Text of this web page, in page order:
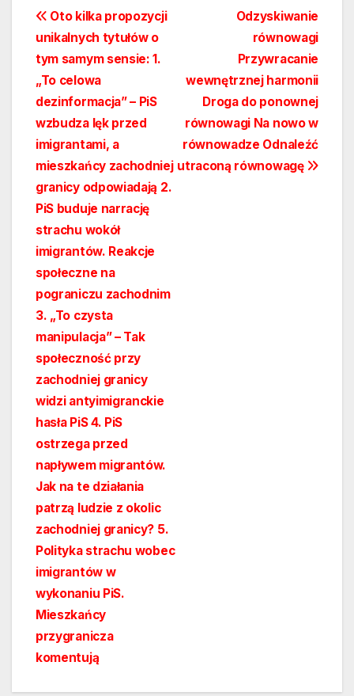
Nawigacja
wpisu
Odzyskiwanie
równowagi
Przywracanie
wewnętrznej harmonii
Droga do ponownej
równowagi Na nowo w
równowadze Odnaleźć
utraconą równowagę
Oto kilka propozycji
unikalnych tytułów o
tym samym sensie: 1.
„To celowa
dezinformacja” – PiS
wzbudza lęk przed
imigrantami, a
mieszkańcy zachodniej
granicy odpowiadają 2.
PiS buduje narrację
strachu wokół
imigrantów. Reakcje
społeczne na
pograniczu zachodnim
3. „To czysta
manipulacja” – Tak
społeczność przy
zachodniej granicy
widzi antyimigranckie
hasła PiS 4. PiS
ostrzega przed
napływem migrantów.
Jak na te działania
patrzą ludzie z okolic
zachodniej granicy? 5.
Polityka strachu wobec
imigrantów w
wykonaniu PiS.
Mieszkańcy
przygranicza
komentują